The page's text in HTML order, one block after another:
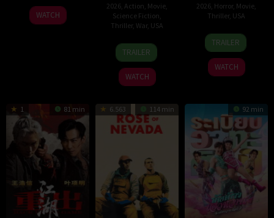
10
Jul
Trishul
Thejasvi
WATCH
2026, Action Movie,
Science Fiction
Thriller, War, USA
7
Apr
2026
David
Christopher
Pitt
TRAILER
WATCH
2026, Horror, Movie,
Thriller, USA
18
Jul
2026
Mike
Stahl
TRAILER
WATCH
1 81 min 6.563 114 min 92 min